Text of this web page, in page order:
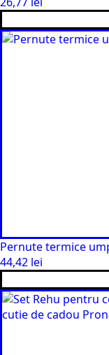
Pernute termice
44,42 lei